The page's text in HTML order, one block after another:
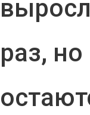
раз, но